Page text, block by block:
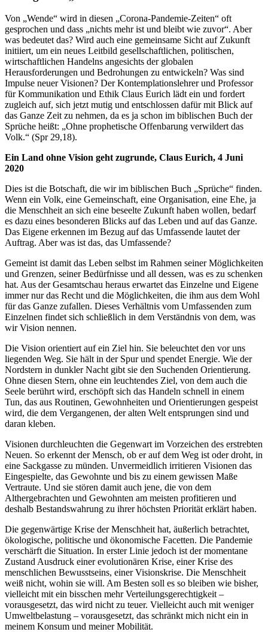
Von „Wende“ wird in diesen „Corona-Pandemie-Zeiten“ oft
gesprochen und dass „nichts mehr ist und bleibt wie zuvor“. Aber
was bedeutet das? Wird auch eine gemeinsame Sicht auf Zukunft
initiiert, um ein neues Leitbild gesellschaftlichen, politischen,
wirtschaftlichen Handelns angesichts der globalen
Herausforderungen und Bedrohungen zu entwickeln? Was sind
Impulse neuer Visionen? Der Kontemplationslehrer und Professor
für Kommunikation und Ethik Claus Eurich lädt ein und fordert
zugleich auf, sich jetzt mutig und entschlossen dafür mit Blick auf
das Ganze Zeit zu nehmen, da es ja schon im biblischen Buch der
Sprüche heißt: „Ohne prophetische Offenbarung verwildert das
Volk.“ (Spr 29,18).
Ein Land ohne Vision geht zugrunde, Claus Eurich, 4 Juni
2020
Dies ist die Botschaft, die wir im biblischen Buch „Sprüche“ finden.
Wenn ein Volk, eine Gemeinschaft, eine Organisation, eine Ehe, ja
die Menschheit an sich eine beseelte Zukunft haben wollen, bedarf
es dazu eines besonderen Blicks auf das Leben und auf das Ganze.
Das Eigene erkennen im Bezug auf das Umfassende lautet der
Auftrag. Aber was ist das, das Umfassende?
Gemeint ist damit das Leben selbst im Rahmen seiner Möglichkeiten
und Grenzen, seiner Bedürfnisse und all dessen, was es zu schenken
hat. Aus der Gesamtschau heraus erwartet das Einzelne und Eigene
immer nur das Recht und die Möglichkeiten, die ihm aus dem Wohl
für das Ganze zufallen. Dieses Verhältnis vom Umfassenden zum
Einzelnen findet sich schließlich in dem Verständnis von dem, was
wir Vision nennen.
Die Vision orientiert auf ein Ziel hin. Sie beleuchtet den vor uns
liegenden Weg. Sie hält in der Spur und spendet Energie. Wie der
Nordstern in dunkler Nacht gibt sie den Suchenden Orientierung.
Ohne diesen Stern, ohne ein leuchtendes Ziel, von dem auch die
Seele berührt wird, erschöpft sich das Handeln schnell in einem
Tun, das aus Routinen, Gewohnheiten und Orientierungen gespeist
wird, die dem Vergangenen, der alten Welt entsprungen sind und
daran kleben.
Visionen durchleuchten die Gegenwart im Vorzeichen des erstrebten
Neuen. So erkennt der Mensch, ob er auf dem Weg ist oder droht, in
eine Sackgasse zu münden. Unvermeidlich irritieren Visionen das
Eingespielte, das Gewohnte und bis zu einem gewissen Maße
Vertraute. Und sie stören damit auch jene, die von dem
Althergebrachten und Gewohnten am meisten profitieren und
deshalb Bestandswahrung zu ihrer höchsten Priorität erklärt haben.
Die gegenwärtige Krise der Menschheit hat, äußerlich betrachtet,
ökologische, politische und ökonomische Facetten. Die Pandemie
verschärft die Situation. In erster Linie jedoch ist der momentane
Zustand Ausdruck einer evolutionären Krise, einer Krise des
menschlichen Bewusstseins, einer Visionskrise. Die Menschheit
weiß nicht, wohin sie will. Am Besten soll es so bleiben wie bisher,
vielleicht mit ein bisschen mehr Verteilungsgerechtigkeit –
vorausgesetzt, das wird nicht zu teuer. Vielleicht auch mit weniger
Umweltbelastung – vorausgesetzt, das schränkt mich nicht ein in
meinem Konsum und meiner Mobilität.